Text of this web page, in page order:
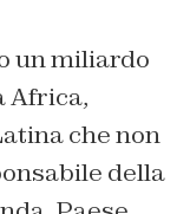
un miliardo
Africa,
che non
della